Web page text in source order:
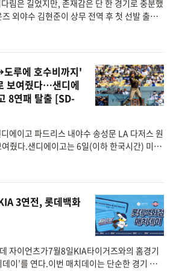
림은 길었지만, 존재감은 단 한 경기로 충분했
외야수 김현준이 상무 전역 후 첫 선발 출장
루에 호수비까지'
보여줬다…샌디에
8연패 탈출 [SD-
에이고 파드리스 내야수 송성문 LA 다저스 원
줬다.샌디에이고는 6일(이하 한국시간) 미국
3연전, 롯데백화
자이언츠가7월8일KIA타이거즈와의 홈경기
이’를 연다.이번 매치데이는 단순한 경기 관